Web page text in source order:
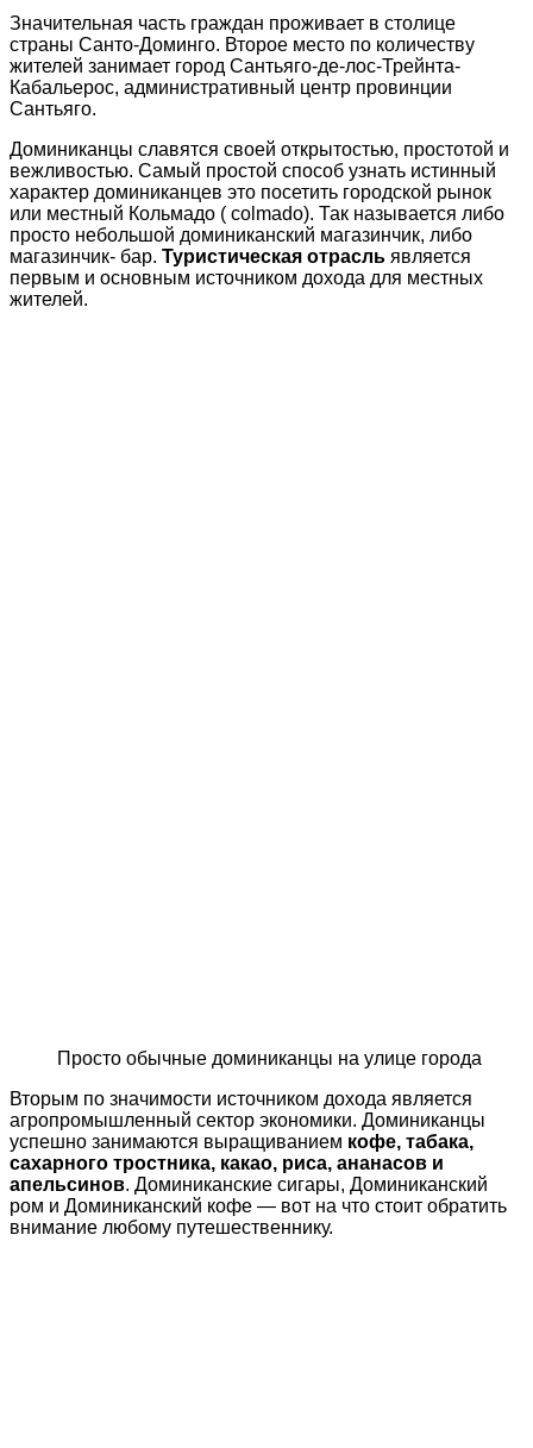
Значительная часть граждан проживает в столице
страны Санто-Доминго. Второе место по количеству
жителей занимает город Сантьяго-де-лос-Трейнта-
Кабальерос, административный центр провинции
Сантьяго.
Доминиканцы славятся своей открытостью, простотой и
вежливостью. Самый простой способ узнать истинный
характер доминиканцев это посетить городской рынок
или местный Кольмадо ( colmado). Так называется либо
просто небольшой доминиканский магазинчик, либо
магазинчик- бар. Туристическая отрасль является
первым и основным источником дохода для местных
жителей.
Просто обычные доминиканцы на улице города
Вторым по значимости источником дохода является
агропромышленный сектор экономики. Доминиканцы
успешно занимаются выращиванием кофе, табака,
сахарного тростника, какао, риса, ананасов и
апельсинов. Доминиканские сигары, Доминиканский
ром и Доминиканский кофе — вот на что стоит обратить
внимание любому путешественнику.